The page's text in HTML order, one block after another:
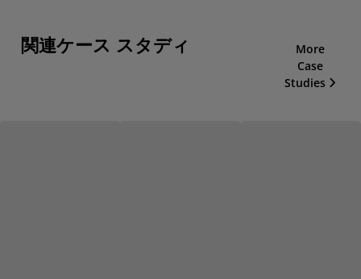
関連ケース スタディ
More
Case
Studies